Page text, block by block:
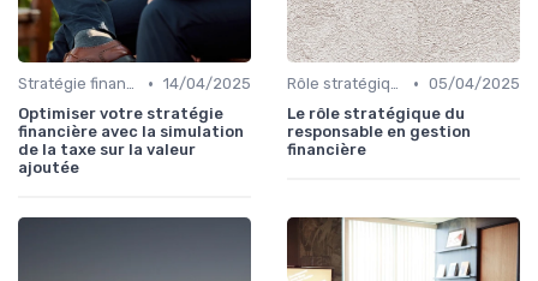
Stratégie financière d’entreprise • 14/04/2025
Optimiser votre stratégie
financière avec la simulation
de la taxe sur la valeur
ajoutée
Rôle stratégique du CFO • 05/04/2025
Le rôle stratégique du
responsable en gestion
financière